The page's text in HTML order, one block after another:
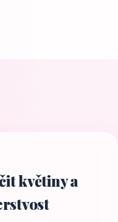
květiny a